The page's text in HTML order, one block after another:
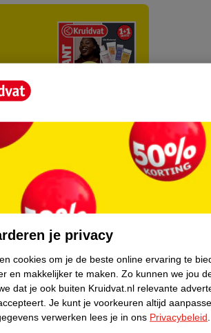
Over
Pers
je privacy
cookies om je de beste online ervaring te
en makkelijker te maken. Zo kunnen we jou
dat je ook buiten Kruidvat.nl relevante
Je kunt je voorkeuren altijd
verwerken lees je in ons Privacybeleid